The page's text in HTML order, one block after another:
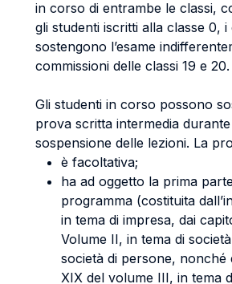
in corso di entrambe le classi,
gli studenti iscritti alla classe 0, i
sostengono l’esame
commissioni delle classi 19 e 20.
Gli studenti in corso possono
prova scritta intermedia
sospensione delle lezioni. La
è facoltativa;
ha ad oggetto la prima
programma (costituita
in tema di impresa, dai
Volume II, in tema di
società di persone, nonché
XIX del volume III, in tema